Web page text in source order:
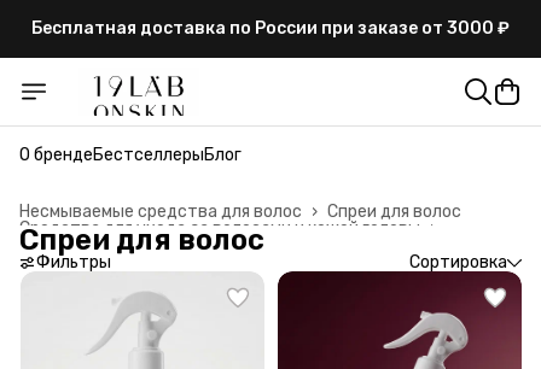
Бесплатная доставка по России при заказе от 3000 ₽
О брендеБестселлерыБлог
Спреи для волос
Несмываемые средства для волос ›
Средства для ухода за волосами и кожей головы ›
Главная ›
Спреи для волос
Фильтры Сортировка